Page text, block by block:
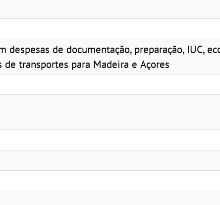
despesas de documentação, preparação, IUC,
de transportes para Madeira e Açores